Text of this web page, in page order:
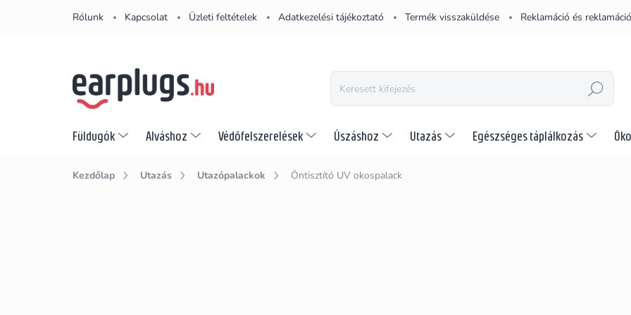
Rólunk Kapcsolat Üzleti feltételek Adatkezelési tájékoztató Termék visszaküldése Reklamáció és
KERESÉS
Füldugók Alváshoz Védőfelszerelések Úszáshoz Utazás Egészséges táplálkozás
Kezdőlap Utazás Utazópalackok Öntisztító UV okospalack